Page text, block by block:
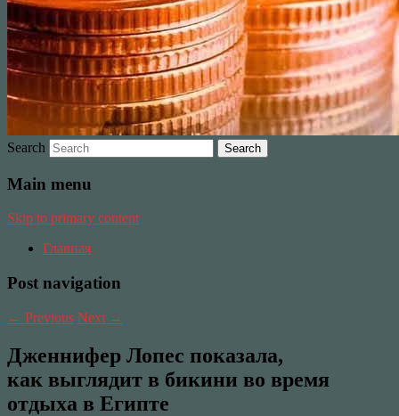
Search
Main menu
Skip to primary content
Главная
Post navigation
← Previous Next →
Дженнифер Лопес показала,
как выглядит в бикини во время
отдыха в Египте